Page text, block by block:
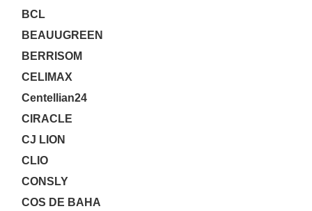
BCL
BEAUUGREEN
BERRISOM
CELIMAX
Centellian24
CIRACLE
CJ LION
CLIO
CONSLY
COS DE BAHA